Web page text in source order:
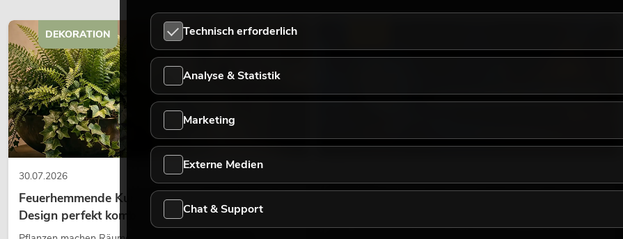
30.07.2026
Feuerhemmende Kunstpflanzen: Sicherheit und
Design perfekt kombiniert
DEKORATION Technisch erforderlich
Analyse & Statistik
Marketing
Externe Medien
Chat & Support